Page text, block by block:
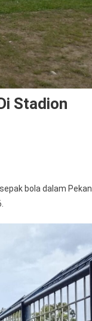
Stadion
bola dalam Pekan